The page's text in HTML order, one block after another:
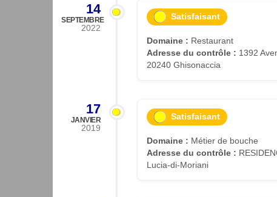
14
SEPTEMBRE
2022
Satisfaisant
Domaine : Restaurant
Adresse du contrôle : 1392
20240 Ghisonaccia
17
JANVIER
2019
Satisfaisant
Domaine : Métier de bouche
Adresse du contrôle :
Lucia-di-Moriani